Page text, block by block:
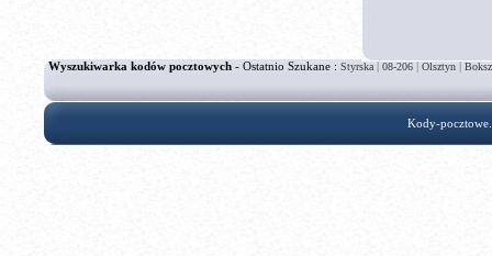
Wyszukiwarka kodów pocztowych - Ostatnio Szukane : Styrska|08-206|Olsztyn|
Kody-